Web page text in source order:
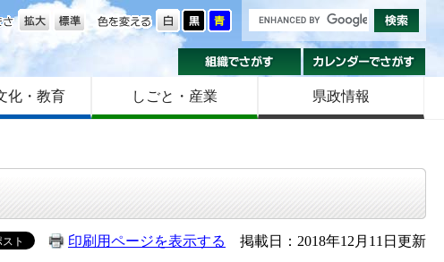
色を変える
文字の大きさ
組織でさがす
化・教育 しごと・産業 県政情報
印刷用ページを表示する
掲載日：2018年12月11日更新